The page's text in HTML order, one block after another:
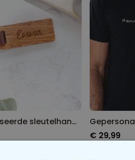
Gepersonaliseerde sleutelhanger van hout met naam
€ 29,99